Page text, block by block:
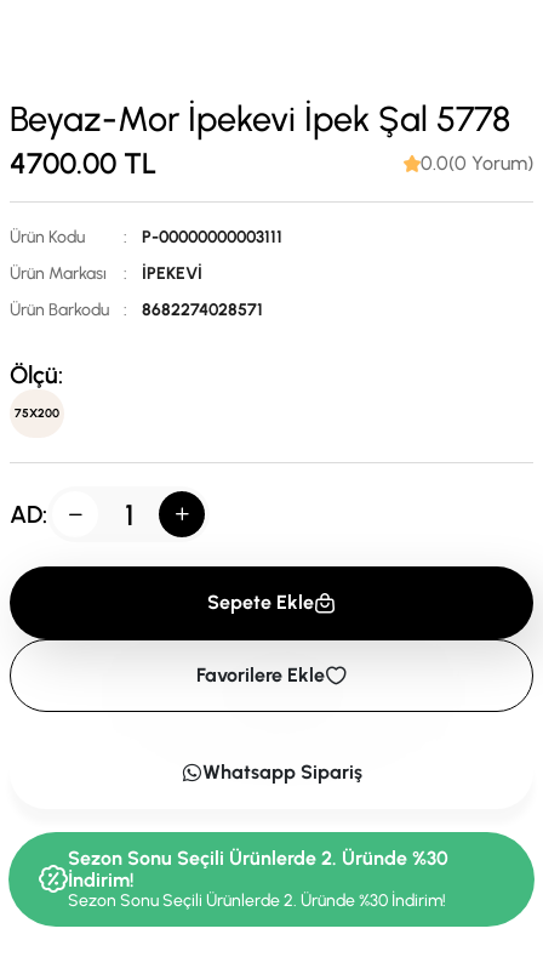
Beyaz-Mor İpekevi İpek Şal 5778
4700.00 TL 0.0(0 Yorum)
Ürün Kodu :
P-00000000003111
Ürün Markası
:
İPEKEVİ
Ürün Barkodu
: 8682274028571
Ölçü:
75X200
AD:
Sepete Ekle
Favorilere Ekle
Whatsapp Sipariş
Sezon Sonu Seçili Ürünlerde 2. Üründe %30
İndirim!
Sezon Sonu Seçili Ürünlerde 2. Üründe %30 İndirim!